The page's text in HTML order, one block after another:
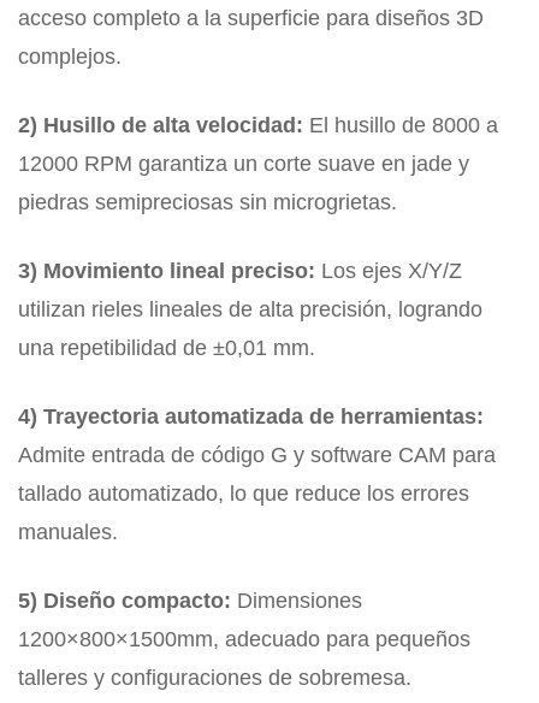
acceso completo a la superficie para diseños 3D
complejos.
2) Husillo de alta velocidad: El husillo de 8000 a
12000 RPM garantiza un corte suave en jade y
piedras semipreciosas sin microgrietas.
3) Movimiento lineal preciso: Los ejes X/Y/Z
utilizan rieles lineales de alta precisión, logrando
una repetibilidad de ±0,01 mm.
4) Trayectoria automatizada de herramientas:
Admite entrada de código G y software CAM para
tallado automatizado, lo que reduce los errores
manuales.
5) Diseño compacto: Dimensiones
1200×800×1500mm, adecuado para pequeños
talleres y configuraciones de sobremesa.